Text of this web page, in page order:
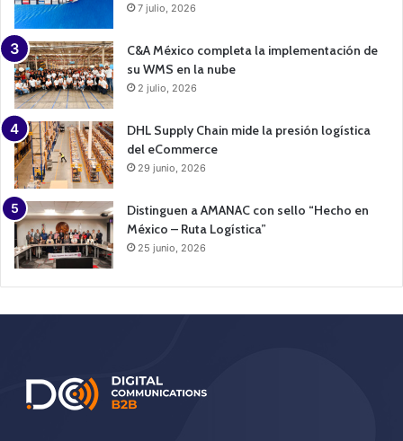
7 julio, 2026
C&A México completa la implementación de
su WMS en la nube
2 julio, 2026
DHL Supply Chain mide la presión logística
del eCommerce
29 junio, 2026
Distinguen a AMANAC con sello “Hecho en
México – Ruta Logística”
25 junio, 2026